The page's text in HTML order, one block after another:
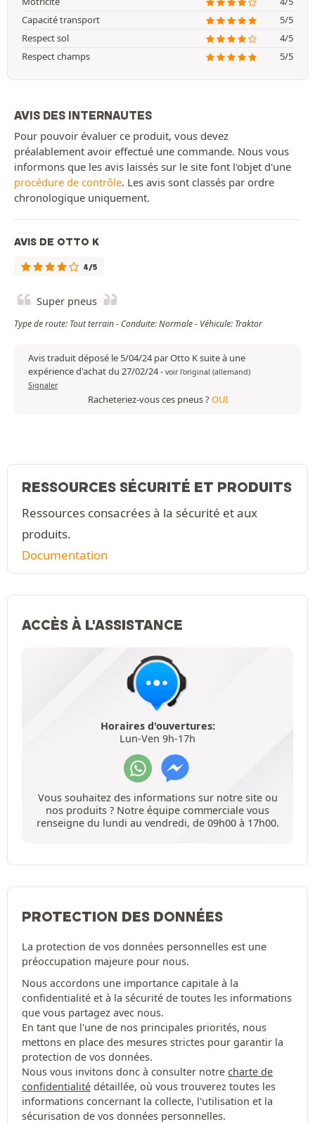
Capacité transport
5/5
Respect sol
4/5
Respect champs
5/5
AVIS DES INTERNAUTES
Pour pouvoir évaluer ce produit, vous devez
préalablement avoir effectué une commande. Nous vous
informons que les avis laissés sur le site font l'objet d'une
procédure de contrôle. Les avis sont classés par ordre
chronologique uniquement.
AVIS DE OTTO K
4/5
Super pneus
Type de route: Tout terrain - Conduite: Normale - Véhicule: Traktor
Avis traduit déposé le 5/04/24 par Otto K suite à une
expérience d'achat du 27/02/24- voir l'original (allemand)
Signaler
Racheteriez-vous ces pneus ?OUI
RESSOURCES SÉCURITÉ ET PRODUITS
Ressources consacrées à la sécurité et aux
produits.
Documentation
ACCÈS À L'ASSISTANCE
Horaires d'ouvertures:
Lun-Ven 9h-17h
Vous souhaitez des informations sur notre site ou
nos produits ? Notre équipe commerciale vous
renseigne du lundi au vendredi, de 09h00 à 17h00.
PROTECTION DES DONNÉES
La protection de vos données personnelles est une
préoccupation majeure pour nous.
Nous accordons une importance capitale à la
confidentialité et à la sécurité de toutes les informations
que vous partagez avec nous.
En tant que l'une de nos principales priorités, nous
mettons en place des mesures strictes pour garantir la
protection de vos données.
Nous vous invitons donc à consulter notre charte de
confidentialité détaillée, où vous trouverez toutes les
informations concernant la collecte, l'utilisation et la
sécurisation de vos données personnelles.